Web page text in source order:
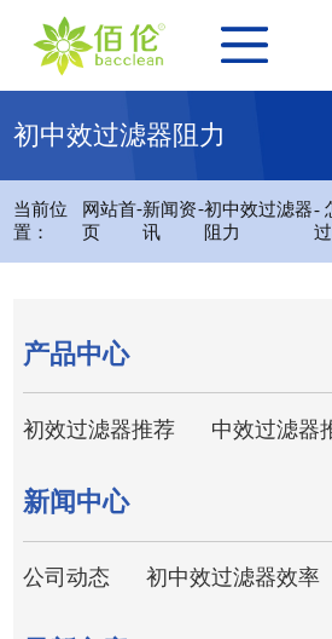
初中效过滤器阻力
当前位
置：
网站首
页
-新闻资
讯
-初中效过滤器
阻力
-
产品中心
初效过滤器推荐 中效过滤器
新闻中心
公司动态 初中效过滤器效率